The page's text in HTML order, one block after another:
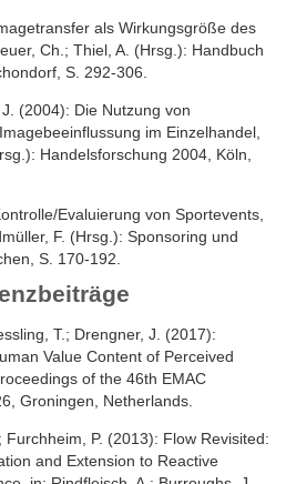
als Wirkungsgröße des
Ch.; Thiel, A. (Hrsg.): Handbuch
S. 292-306.
(2004): Die Nutzung von
im Einzelhandel,
Handelsforschung 2004, Köln,
Evaluierung von Sportevents,
F. (Hrsg.): Sponsoring und
S. 170-192.
T.; Drengner, J. (2017):
Value Content of Perceived
of the 46th EMAC
Groningen, Netherlands.
Furchheim, P. (2013): Flow Revisited:
and Extension to Reactive